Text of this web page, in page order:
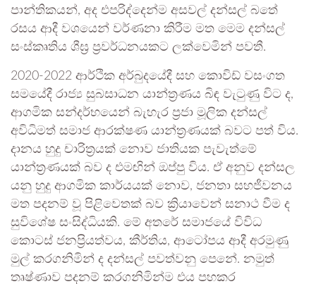
පාන්තිකයන්, අද එපරිද්දෙන්ම අසවල් දන්සල් බතේ
රසය ආදී වශයෙන් වර්ණනා කිරීම මත මෙම දන්සල්
සංස්කෘතිය ශීඝ්‍ර ප්‍රවර්ධනයකට ලක්වෙමින් පවතී.
2020-2022 ආර්ථික අර්බුදයේදී සහ කොවිඩ් වසංගත
සමයේදී රාජ්‍ය සුබසාධන යාන්ත්‍රණය බිඳ වැටුණු විට ද,
ආගමික සන්දර්භයෙන් බැහැර ප්‍රජා මූලික දන්සල්
අවිධිමත් සමාජ ආරක්ෂණ යාන්ත්‍රණයක් බවට පත් විය.
දානය හුදු චාරිත්‍රයක් නොව ජාතියක පැවැත්මේ
යාන්ත්‍රණයක් බව ද එමඟින් ඔප්පු විය. ඒ අනුව දන්සල
යනු හුදු ආගමික කාර්යයක් නොව, ජනතා සහජීවනය
මත පදනම් වූ පිළිවෙතක් බව ක්‍රියාවෙන් සනාථ වීම ද
සුවිශේෂ සංසිද්ධියකි. මේ අතරේ සමාජයේ විවිධ
කොටස් ජනප්‍රියත්වය, කීර්තිය, ආටෝපය ආදී අරමුණු
මුල් කරගනිමින් ද දන්සල් පවත්වනු පෙනේ. නමුත්
තෘෂ්ණාව පදනම් කරගනිමින්ම එය පහකර